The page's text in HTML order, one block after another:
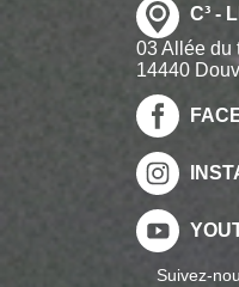
C³ -
03 Allée du
14440
Suivez-